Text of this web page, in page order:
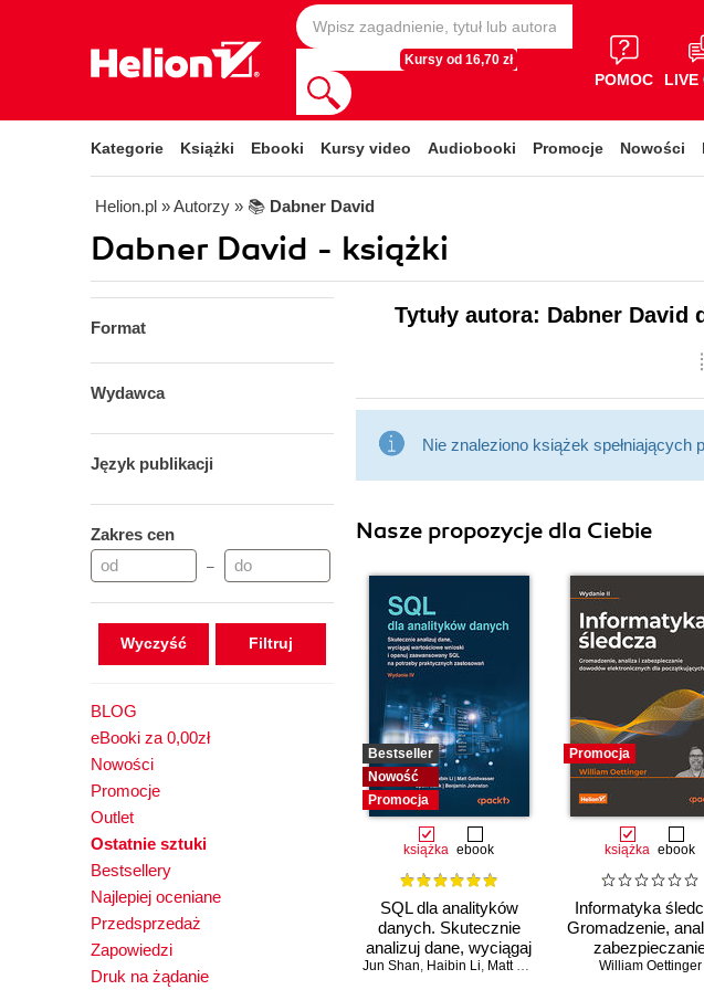
Kursy od 16,70 zł
POMOC LIVE
Kategorie Książki Ebooki Kursy video Audiobooki Promocje Nowości
Helion.pl » Autorzy » 📚 Dabner David
Dabner David - książki
Format
Wydawca
Język publikacji
Zakres cen
–
Wyczyść
BLOG
eBooki za 0,00zł
Nowości
Promocje
Outlet
Ostatnie sztuki
Bestsellery
Najlepiej oceniane
Przedsprzedaż
Zapowiedzi
Druk na żądanie
Tytuły autora: Dabner
Nie znaleziono książek spełniających
Nasze propozycje dla Ciebie
Bestseller
Nowość
Promocja
książka ebook
SQL dla analityków
danych. Skutecznie
analizuj dane, wyciągaj
wartościowe wnioski i
Jun Shan, Haibin Li, Matt Goldwasser Upom Malik,
Promocja
książka ebook
Informatyka
Gromadzenie,
dowodów
William Oettinger